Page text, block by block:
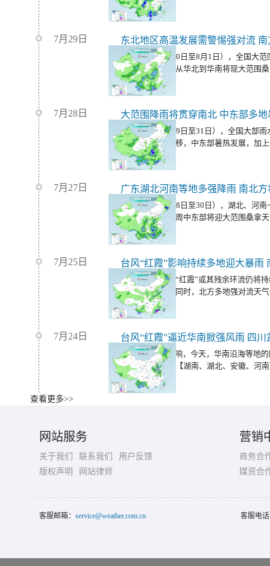
东北地区高温发展需警惕强对流
未来三天（7月30日至8月1日），全国大
性降水。同时，从华北到华南将现大范围
候在线。
7月29日
大范围降雨将贯穿南北 中东部多
未来三天（7月29日至31日），全国大部
抬、大陆高压东移，中东部暑热发展，加
续。
7月28日
广东湖北河南等地多强降雨 南北
未来三天（7月28日至30日），湖北、河
仍多强降雨。本周中东部将迎大范围桑拿
7月27日
未来三天，台风“红霞”或其残余环流仍将
地带来强降雨；同时，北方多地强对流天
7月25日
受台风“红霞”影响，今天，华南沿海等地
大暴雨；明天，【湖南、湖北、安徽、河
降雨。
7月24日
今明两天（7月24日至25日），华北、黄
查看更多>>
网站服务
关于我们 联系我们
用户反馈
版权声明
网站律师
营销
商务合
媒资合
客服邮箱： service@weather.com.cn 客服电